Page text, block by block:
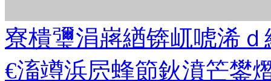
寮樻瓕涓嶈緧锛屼唬浠
€滀竴浜屄蜂節鈥濆笀鐢